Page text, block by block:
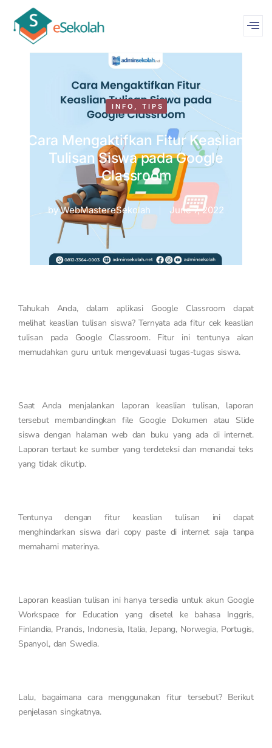
INFO , TIPS
Cara Mengaktifkan Fitur Keaslian
Tulisan Siswa pada Google
Classroom
byWebMastereSekolah June 7, 2022
Tahukah Anda, dalam aplikasi Google Classroom dapat
melihat keaslian tulisan siswa? Ternyata ada fitur cek keaslian
tulisan pada Google Classroom. Fitur ini tentunya akan
memudahkan guru untuk mengevaluasi tugas-tugas siswa.
Saat Anda menjalankan laporan keaslian tulisan, laporan
tersebut membandingkan file Google Dokumen atau Slide
siswa dengan halaman web dan buku yang ada di internet.
Laporan tertaut ke sumber yang terdeteksi dan menandai teks
yang tidak dikutip.
Tentunya dengan fitur keaslian tulisan ini dapat
menghindarkan siswa dari copy paste di internet saja tanpa
memahami materinya.
Laporan keaslian tulisan ini hanya tersedia untuk akun Google
Workspace for Education yang disetel ke bahasa Inggris,
Finlandia, Prancis, Indonesia, Italia, Jepang, Norwegia, Portugis,
Spanyol, dan Swedia.
Lalu, bagaimana cara menggunakan fitur tersebut? Berikut
penjelasan singkatnya.